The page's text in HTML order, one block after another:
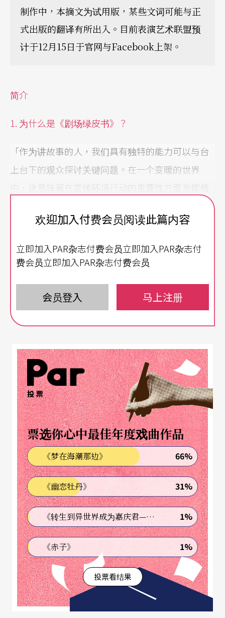
制作中，本摘文为试用版，某些文词可能与正
式出版的翻译有所出入。目前表演艺术联盟预
计于12月15日于官网与Facebook上架。
简介
1. 为什么是《剧场绿皮书》？
「作为讲故事的人，我们具有独特的能力可以与台
上台下的观众探讨关键问题。在一个变暖的世界
中，这意味著在宣传环境行动的重要性方面发挥领
的实践。」——Staging Change，2019
气候危机是对我们的安全、公平和繁荣的直接威
胁。我们迫切需要限制碳排放，减少生物多样性的
破坏；并在此过程中实现公正的过渡，使人们、地
方和社群得到支持，并保护弱势群体。剧场不能单
独解决气候危机，但它可以在解决这个问题上发挥
惊喜。它可以反映几代人面对令人眼花缭乱、令人
恐惧的变化时代的当务之急。但要做到这一点，剧
场本身需要改变。我们需要能够以负责任和永续的
方式开展工作。自由工作者、剧院、制作人和团队
都需要一个单一的、共享的标准来工作。 因此，需
要剧场绿皮书。
2. 一个迈向永续的明确路径
《剧场绿皮书》为剧场提供了一条通往永续发展的
道路。它建立在剧场工作者和永续发展先驱（如 Jul
ie‘s Bicycle、Creative Carbon Scotland、SiPA、
Ecostage等）多年的工作基础之上。它描绘了通往
低碳和低浪费、重视人并为更永续的社会做出贡献
的剧场制作方式的旅程。剧场工作者已经开始通过
欢迎加入付费会员阅读此篇内容
立即加入PAR杂志付费会员立即加入PAR杂志付
费会员立即加入PAR杂志付费会员
会员登入 马上注册
投票
票选你心中最佳年度戏曲作品
《梦在海潮那边》 66%
《幽恋牡丹》 31%
《转生到异世界成为嘉庆君—发现我的祖先是诈骗集团!?》 1%
《赤子》 1%
投票看结果